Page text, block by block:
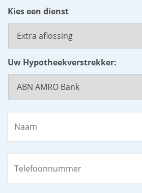
Kies een dienst
Uw Hypotheekverstrekker:
Naam *
Telefoonnummer *